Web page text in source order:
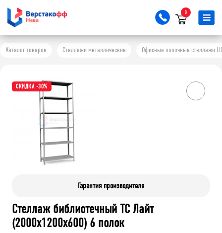
0
Каталог товаров Стеллажи металлические Офисные полочные стеллажи
СКИДКА -30%
Гарантия производителя
Стеллаж библиотечный ТС Лайт
(2000x1200x600) 6 полок